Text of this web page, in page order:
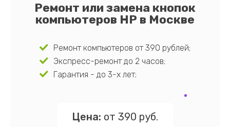
Ремонт или замена кнопок
компьютеров HP в Москве
Ремонт компьютеров от 390 рублей;
Экспресс-ремонт до 2 часов;
Гарантия - до 3-х лет;
Цена: от 390 руб.